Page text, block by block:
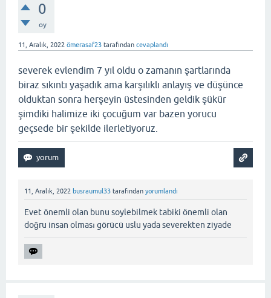
0
oy
11, Aralık, 2022 ömerasaf23 tarafından cevaplandı
severek evlendim 7 yıl oldu o zamanın şartlarında
biraz sıkıntı yaşadık ama karşılıklı anlayış ve düşünce
olduktan sonra herşeyin üstesinden geldik şükür
şimdiki halimize iki çocuğum var bazen yorucu
geçsede bir şekilde ilerletiyoruz.
11, Aralık, 2022 busraumul33 tarafından yorumlandı
Evet önemli olan bunu soylebilmek tabiki önemli olan
doğru insan olması görücü uslu yada severekten ziyade